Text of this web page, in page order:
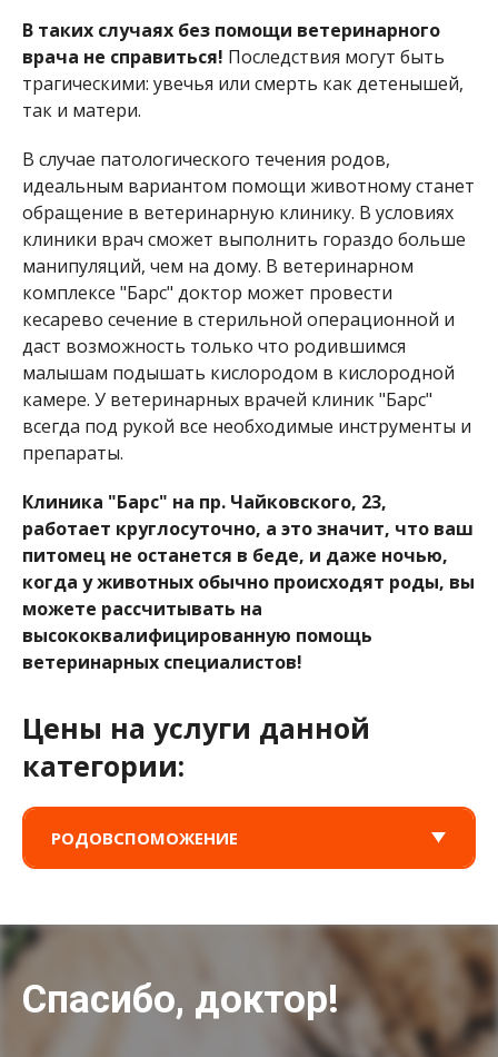
В таких случаях без помощи ветеринарного
врача не справиться! Последствия могут быть
трагическими: увечья или смерть как детенышей,
так и матери.
В случае патологического течения родов,
идеальным вариантом помощи животному станет
обращение в ветеринарную клинику. В условиях
клиники врач сможет выполнить гораздо больше
манипуляций, чем на дому. В ветеринарном
комплексе "Барс" доктор может провести
кесарево сечение в стерильной операционной и
даст возможность только что родившимся
малышам подышать кислородом в кислородной
камере. У ветеринарных врачей клиник "Барс"
всегда под рукой все необходимые инструменты и
препараты.
Клиника "Барс" на пр. Чайковского, 23,
работает круглосуточно, а это значит, что ваш
питомец не останется в беде, и даже ночью,
когда у животных обычно происходят роды, вы
можете рассчитывать на
высококвалифицированную помощь
ветеринарных специалистов!
Цены на услуги данной
категории:
РОДОВСПОМОЖЕНИЕ
Спасибо, доктор!